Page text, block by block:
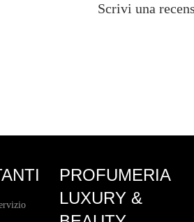
Scrivi una
PROFUMERIA
LUXURY &